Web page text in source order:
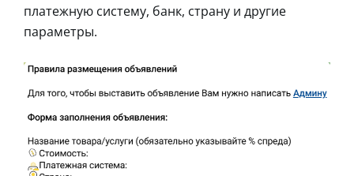
платежную систему, банк, страну и другие
параметры.